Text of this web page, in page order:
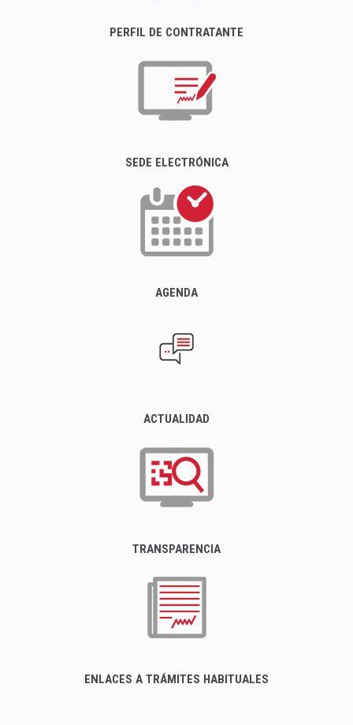
PERFIL DE CONTRATANTE
SEDE ELECTRÓNICA
AGENDA
ACTUALIDAD
TRANSPARENCIA
ENLACES A TRÁMITES HABITUALES